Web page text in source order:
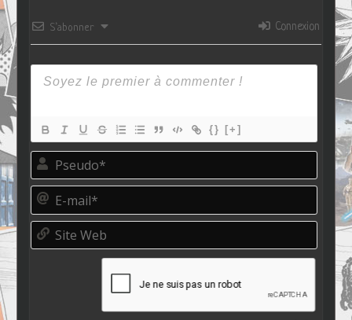
S’abonner Connexion
{} [+]
P
e
d
o
E
m
i
S
t